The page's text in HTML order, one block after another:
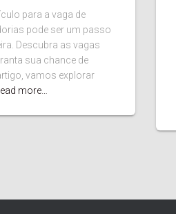
para a vaga de
pode ser um passo
Descubra as vagas
sua chance de
vamos explorar
more…